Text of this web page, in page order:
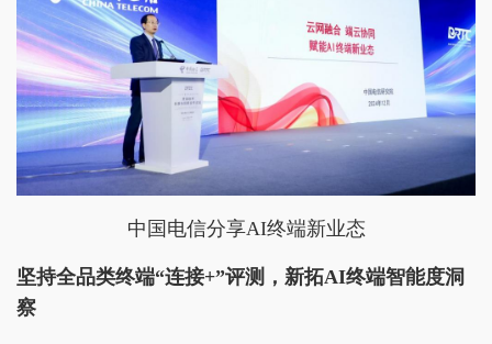
中国电信分享AI终端新业态
坚持全品类终端“连接+”评测，新拓AI终端智能度洞
察